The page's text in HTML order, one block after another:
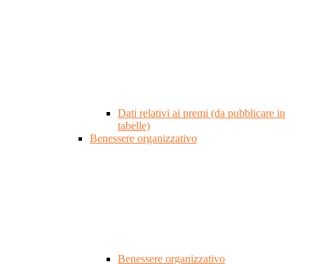
Dati relativi ai premi (da pubblicare in
tabelle)
Benessere organizzativo
Benessere organizzativo